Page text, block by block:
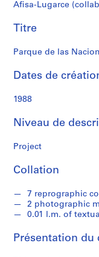
r
e
o
s
S
r
e
(
s
)
A
c
Afisa-Lugarce
Titre
Parque de las
Dates de
1988
Niveau de
Project
Collation
7 reprographic
2 photographic
0.01 l.m. of
Présentation du